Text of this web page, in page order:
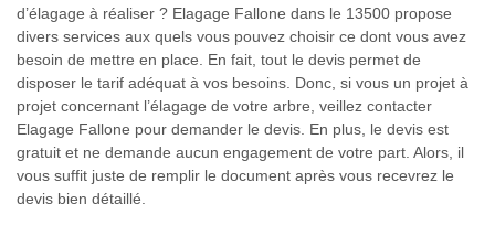
d’élagage à réaliser ? Elagage Fallone dans le 13500 propose
divers services aux quels vous pouvez choisir ce dont vous avez
besoin de mettre en place. En fait, tout le devis permet de
disposer le tarif adéquat à vos besoins. Donc, si vous un projet à
projet concernant l’élagage de votre arbre, veillez contacter
Elagage Fallone pour demander le devis. En plus, le devis est
gratuit et ne demande aucun engagement de votre part. Alors, il
vous suffit juste de remplir le document après vous recevrez le
devis bien détaillé.